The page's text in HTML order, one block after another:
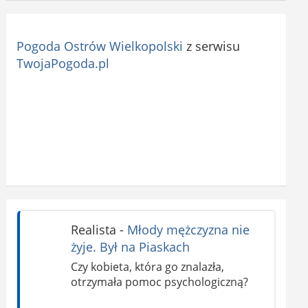
Pogoda Ostrów Wielkopolski z serwisu
TwojaPogoda.pl
Realista - Młody mężczyzna nie
żyje. Był na Piaskach
Czy kobieta, która go znalazła,
otrzymała pomoc psychologiczną?